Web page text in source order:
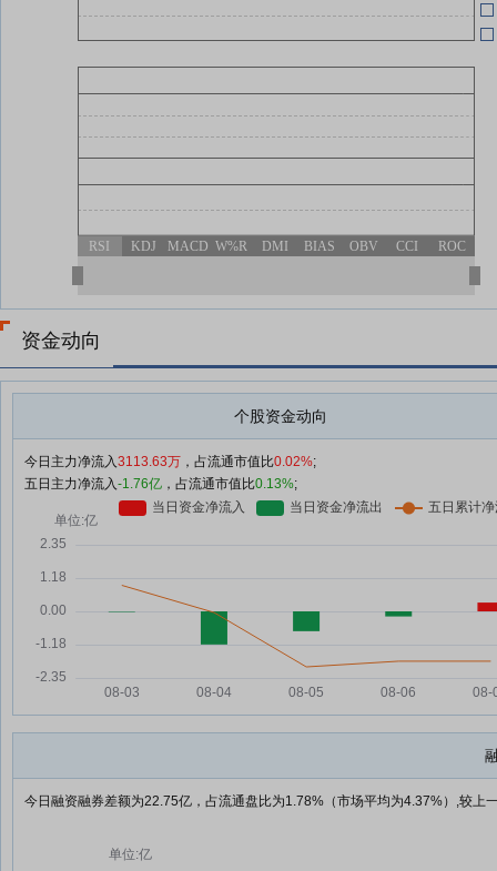
RSI KDJ MACD W%R DMI BIAS OBV CCI ROC
资金动向
个股资金动向
今日主力净流入3113.63万 ，占流通市值比0.02%;
五日主力净流入-1.76亿 ，占流通市值比0.13%;
今日融资融券差额为22.75亿，占流通盘比为1.78%（市场平均为4.37%）,较上